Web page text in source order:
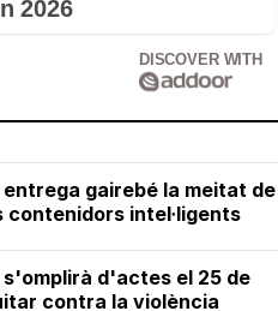
2026
DISCOVER WITH
gairebé la meitat de
contenidors intel·ligents
s'omplirà d'actes el 25 de
contra la violència